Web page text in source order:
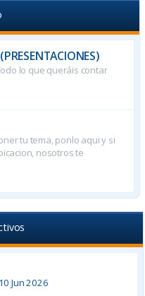
lo que queráis contar
tu tema, ponlo aqui y si
nosotros te
10 Jun 2026